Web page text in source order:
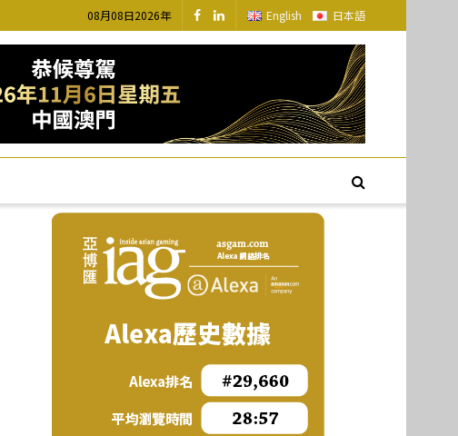
08月08日2026年 English 日本語